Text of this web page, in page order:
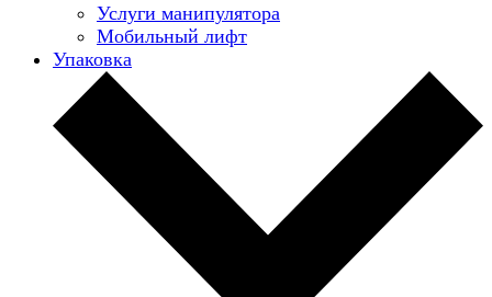
Услуги манипулятора
Мобильный лифт
Упаковка